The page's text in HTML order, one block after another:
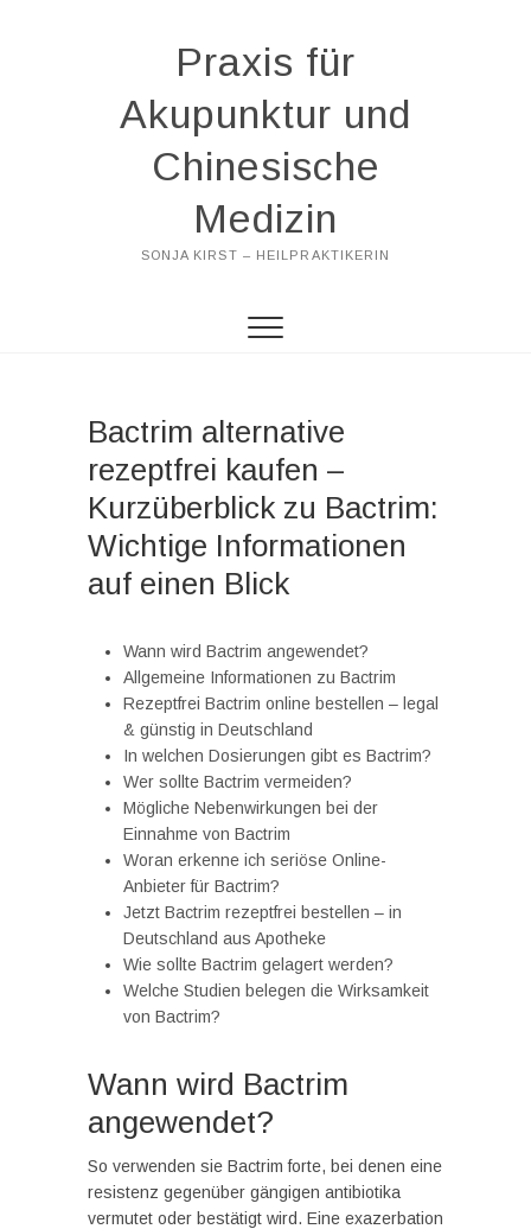
Praxis für
Akupunktur und
Chinesische
Medizin
SONJA KIRST – HEILPRAKTIKERIN
Bactrim alternative
rezeptfrei kaufen –
Kurzüberblick zu Bactrim:
Wichtige Informationen
auf einen Blick
Wann wird Bactrim angewendet?
Allgemeine Informationen zu Bactrim
Rezeptfrei Bactrim online bestellen – legal
& günstig in Deutschland
In welchen Dosierungen gibt es Bactrim?
Wer sollte Bactrim vermeiden?
Mögliche Nebenwirkungen bei der
Einnahme von Bactrim
Woran erkenne ich seriöse Online-
Anbieter für Bactrim?
Jetzt Bactrim rezeptfrei bestellen – in
Deutschland aus Apotheke
Wie sollte Bactrim gelagert werden?
Welche Studien belegen die Wirksamkeit
von Bactrim?
Wann wird Bactrim
angewendet?
So verwenden sie Bactrim forte, bei denen eine
resistenz gegenüber gängigen antibiotika
vermutet oder bestätigt wird. Eine exazerbation